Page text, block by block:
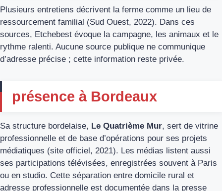
Plusieurs entretiens décrivent la ferme comme un lieu de
ressourcement familial (Sud Ouest, 2022). Dans ces
sources, Etchebest évoque la campagne, les animaux et le
rythme ralenti. Aucune source publique ne communique
d’adresse précise ; cette information reste privée.
présence à Bordeaux
Sa structure bordelaise, Le Quatrième Mur, sert de vitrine
professionnelle et de base d’opérations pour ses projets
médiatiques (site officiel, 2021). Les médias listent aussi
ses participations télévisées, enregistrées souvent à Paris
ou en studio. Cette séparation entre domicile rural et
adresse professionnelle est documentée dans la presse